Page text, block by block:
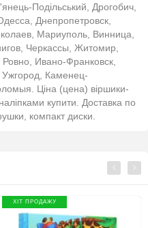
Подільський, Дрогобич,
Днепропетровск,
Мариуполь, Винница,
Черкассы, Житомир,
Ивано-Франковск,
Каменец-
Ціна (цена) віршики-
купити. Доставка по
компакт диски.
ХІТ ПРОДАЖУ